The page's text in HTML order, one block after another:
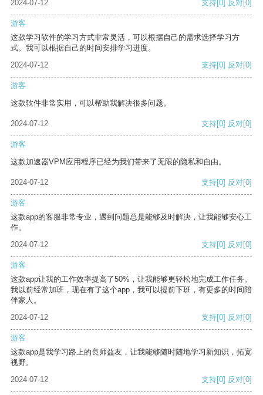
2024-07-12 支持 [0] 反对 [0]
游客
这款学习软件的学习方式非常灵活，可以根据自己的需求选择学习方
式。我可以根据自己的时间安排学习进度。
2024-07-12
支持[0] 反对[0]
游客
这款软件非常实用，可以帮助我解决很多问题。
2024-07-12 支持[0] 反对[0]
游客
这款加速器VPM应用程序已经为我们带来了无限的隐私和自由。
2024-07-12 支持[0] 反对[0]
游客
这款app的客服非常专业，遇到问题总是能够及时解决，让我能够安心工
作。
2024-07-12
支持[0] 反对[0]
游客
这款app让我的工作效率提高了50%，让我能够更轻松地完成工作任务。
我以前经常加班，现在有了这个app，我可以提前下班，有更多的时间陪
伴家人。
2024-07-12
支持[0] 反对[0]
游客
这款app是我学习路上的良师益友，让我能够随时随地学习新知识，拓宽
视野。
2024-07-12
支持[0] 反对[0]